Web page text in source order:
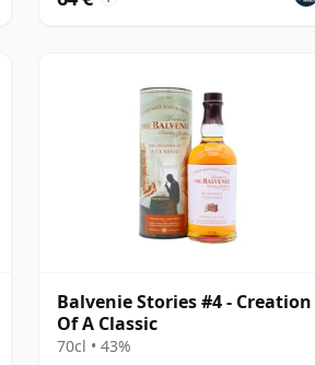
Balvenie Stories #4 - Creation
Of A Classic
70cl • 43%